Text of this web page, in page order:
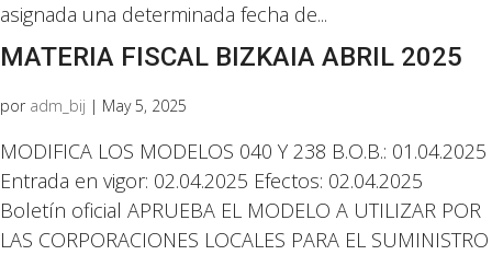
asignada una determinada fecha de...
MATERIA FISCAL BIZKAIA ABRIL 2025
por adm_bij | May 5, 2025
MODIFICA LOS MODELOS 040 Y 238 B.O.B.: 01.04.2025
Entrada en vigor: 02.04.2025 Efectos: 02.04.2025
Boletín oficial APRUEBA EL MODELO A UTILIZAR POR
LAS CORPORACIONES LOCALES PARA EL SUMINISTRO